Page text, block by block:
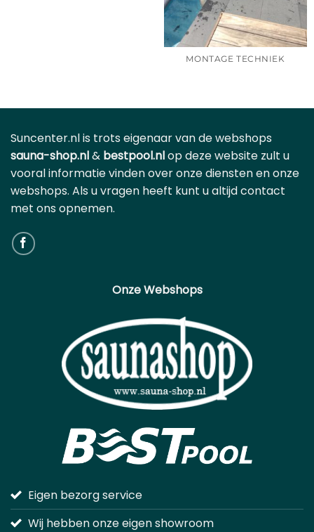
MONTAGE TECHNIEK
Suncenter.nl is trots eigenaar van de webshops
sauna-shop.nl& bestpool.nlop deze website zult u
vooral informatie vinden over onze diensten en onze
webshops. Als u vragen heeft kunt u altijd contact
met ons opnemen.
Onze Webshops
Eigen bezorg service
Wij hebben onze eigen showroom